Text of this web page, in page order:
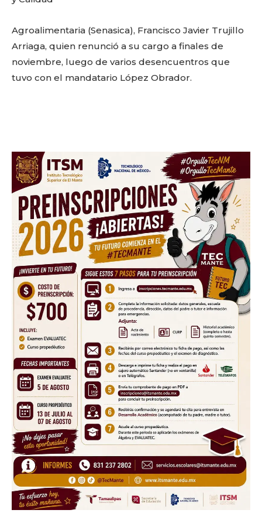
out!
Sing up for our newsletter
Agroalimentaria (Senasica), Francisco Javier Trujillo
Arriaga, quien renunció a su cargo a finales de
noviembre, luego de varios desencuentros que
tuvo con el mandatario López Obrador.